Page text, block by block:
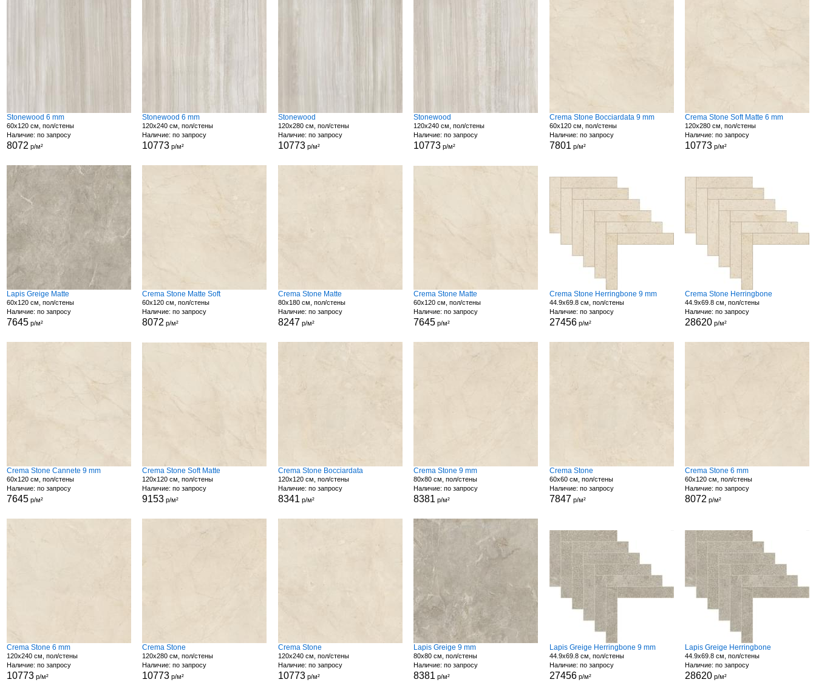
Stonewood 6 mm
60x120 см, пол/стены
Наличие: по запросу
8072 р/м²
Stonewood 6 mm
120x240 см, пол/стены
Наличие: по запросу
10773 р/м²
Stonewood
120x280 см, пол/стены
Наличие: по запросу
10773р/м²
Stonewood
120x240 см, пол/стены
Наличие: по запросу
10773 р/м²
Crema Stone Bocciardata 9 mm
60x120 см, пол/стены
Наличие: по запросу
7801 р/м²
Crema Stone Soft Matte 6 mm
120x280 см, пол/стены
Наличие: по запросу
10773 р/м²
Lapis Greige Matte
60x120 см, пол/стены
Наличие: по запросу
7645р/м²
Crema Stone Matte Soft
60x120 см, пол/стены
Наличие: по запросу
8072 р/м²
Crema Stone Matte
80x180 см, пол/стены
Наличие: по запросу
8247 р/м²
Crema Stone Matte
60x120 см, пол/стены
Наличие: по запросу
7645 р/м²
Crema Stone Herringbone 9 mm
44.9x69.8 см, пол/стены
Наличие: по запросу
27456р/м²
Crema Stone Herringbone
44.9x69.8 см, пол/стены
Наличие: по запросу
28620 р/м²
Crema Stone Cannete 9 mm
60x120 см, пол/стены
Наличие: по запросу
7645р/м²
Crema Stone Soft Matte
120x120 см, пол/стены
Наличие: по запросу
9153 р/м²
Crema Stone Bocciardata
120x120 см, пол/стены
Наличие: по запросу
8341 р/м²
Crema Stone 9 mm
80x80 см, пол/стены
Наличие: по запросу
8381 р/м²
Crema Stone
60x60 см, пол/стены
Наличие: по запросу
7847 р/м²
Crema Stone 6 mm
60x120 см, пол/стены
Наличие: по запросу
8072 р/м²
Crema Stone 6 mm
120x240 см, пол/стены
Наличие: по запросу
10773р/м²
Crema Stone
120x280 см, пол/стены
Наличие: по запросу
10773 р/м²
Crema Stone
120x240 см, пол/стены
Наличие: по запросу
10773р/м²
Lapis Greige 9 mm
80x80 см, пол/стены
Наличие: по запросу
8381 р/м²
Lapis Greige Herringbone 9 mm
44.9x69.8 см, пол/стены
Наличие: по запросу
27456р/м²
Lapis Greige Herringbone
44.9x69.8 см, пол/стены
Наличие: по запросу
28620 р/м²